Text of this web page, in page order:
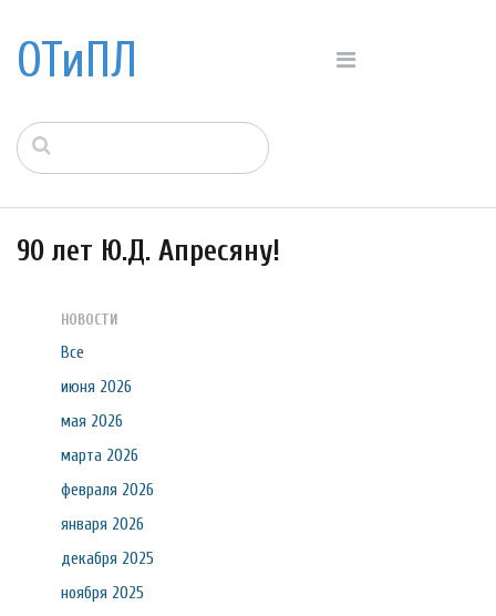
ОТиПЛ
90 лет Ю.Д. Апресяну!
НОВОСТИ
Все
июня 2026
мая 2026
марта 2026
февраля 2026
января 2026
декабря 2025
ноября 2025